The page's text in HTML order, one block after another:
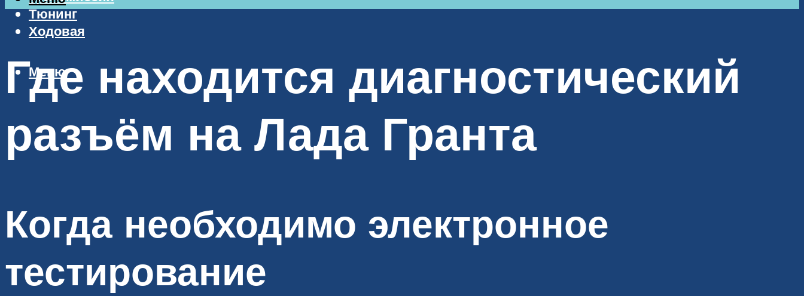
Тюнинг
Ходовая
Меню
Где находится диагностический
разъём на Лада Гранта
Когда необходимо электронное
тестирование